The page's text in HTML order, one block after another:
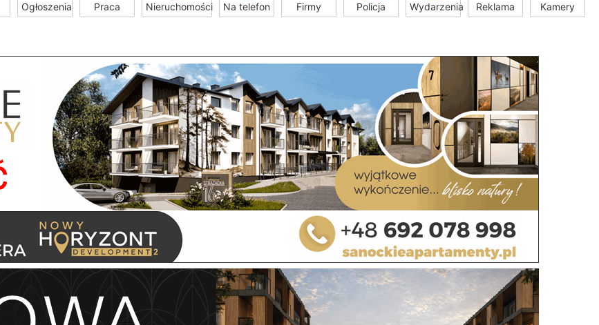
Ogłoszenia Praca Nieruchomości Na telefon Firmy Policja Wydarzenia Reklama Kamery